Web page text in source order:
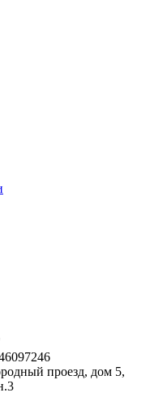
проезд, дом 5,